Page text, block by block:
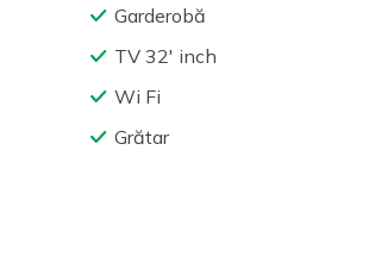
Garderobă
TV 32′ inch
Wi Fi
Grătar